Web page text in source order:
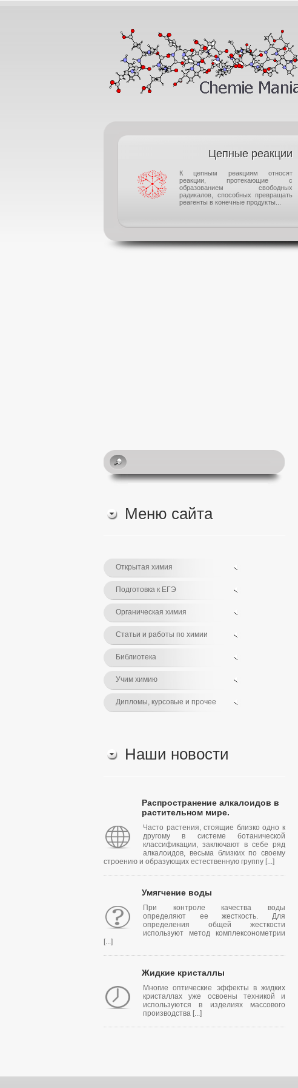
Цепные реакции
К цепным реакциям относят
реакции, протекающие с
образованием свободных
радикалов, способных превращать
реагенты в конечные продукты...
Меню сайта
Открытая химия
Подготовка к ЕГЭ
Органическая химия
Статьи и работы по химии
Библиотека
Учим химию
Дипломы, курсовые и прочее
Наши новости
Распространение алкалоидов в
растительном мире.
Часто растения, стоящие близко одно к
другому в системе ботанической
классификации, заключают в себе ряд
алкалоидов, весьма близких по своему
строению и образующих естественную группу [...]
Умягчение воды
При контроле качества воды
определяют ее жесткость. Для
определения общей жесткости
используют метод комплексонометрии
[...]
Жидкие кристаллы
Многие оптические эффекты в жидких
кристаллах уже освоены техникой и
используются в изделиях массового
производства [...]